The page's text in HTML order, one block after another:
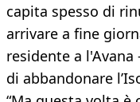
capita spesso di
arrivare a fine
residente a l'Avana
di abbandonare